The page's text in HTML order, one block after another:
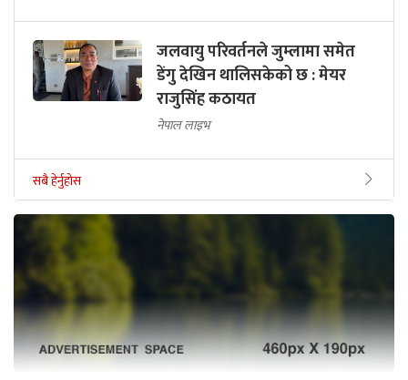
जलवायु परिवर्तनले जुम्लामा समेत
डेंगु देखिन थालिसकेको छ : मेयर
राजुसिंह कठायत
नेपाल लाइभ
सबै हेर्नुहोस